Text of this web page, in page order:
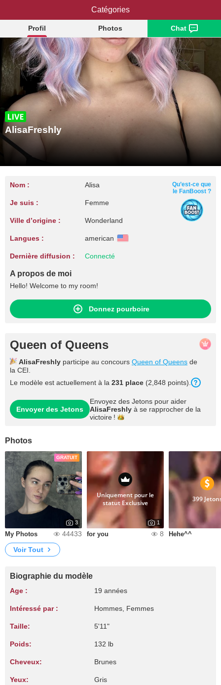
AlisaFreshly
Profil Photos Chat
AlisaFreshly
Nom : Alisa
Je suis : Femme
Ville d’origine : Wonderland
Langues : american
Dernière diffusion : Connecté
Qu’est-ce que
le FanBoost ?
A propos de moi
Hello! Welcome to my room!
Donnez pourboire
Queen of Queens
AlisaFreshly participe au concours Queen of Queens de
la CEI.
Le modèle est actuellement à la 231 place (2,848 points).
Envoyer des Jetons
Envoyez des Jetons pour aider
AlisaFreshly à se rapprocher de la
victoire !
Photos
GRATUIT
3
My Photos 44433
Uniquement pour le
statut Exclusive
1
for you 8
399
Hehe^^
Voir Tout
Biographie du modèle
Age : 19 années
Intéressé par : Hommes, Femmes
Taille: 5'11"
Poids: 132 lb
Cheveux: Brunes
Yeux: Gris
Catégories